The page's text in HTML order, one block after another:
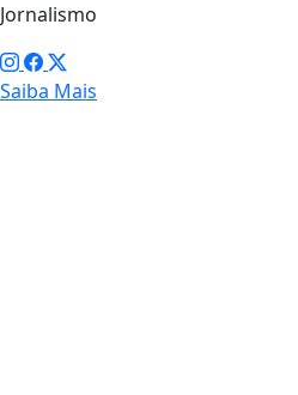
Jornalismo
Saiba Mais